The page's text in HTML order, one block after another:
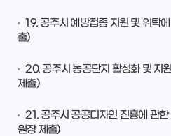
19. 공주시 예방접종 지원 및 위탁
출)
20. 공주시 농공단지 활성화 및 지
제출)
21. 공주시 공공디자인 진흥에 관
원장 제출)